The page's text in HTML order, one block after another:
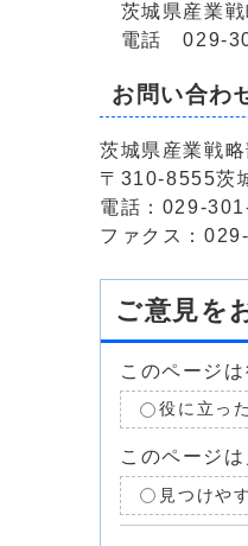
茨城県産業戦
電話 029-
お問い合わ
茨城県産業戦
〒310-8555茨
電話：029-
ファクス：
ご意見を
このページ
役に立った
このページ
見つけや